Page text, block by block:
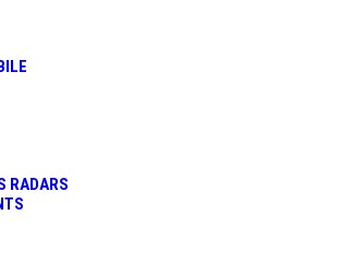
RADARS
L’E‑CAR CHOC,
ÉLECTRIQUE
DES 15 000 €
Minutes